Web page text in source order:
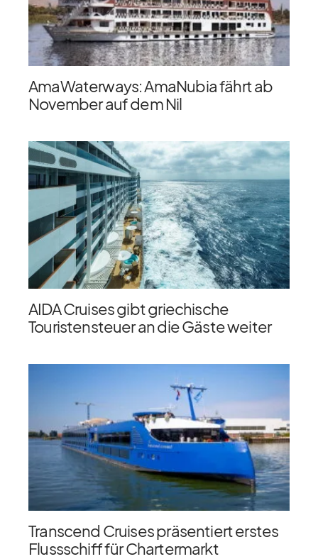
AmaWaterways: AmaNubia fährt ab
November auf dem Nil
AIDA Cruises gibt griechische
Touristensteuer an die Gäste weiter
Transcend Cruises präsentiert erstes
Flussschiff für Chartermarkt